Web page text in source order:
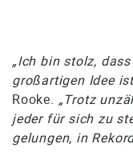
„Ich bin stolz,
großartigen Idee
Rooke. „Trotz
jeder für sich zu
gelungen, in